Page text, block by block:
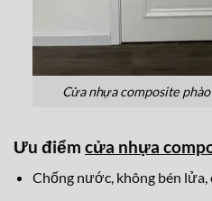
Cửa nhựa composite
Ưu điểm cửa nhựa
Chống nước, không bén